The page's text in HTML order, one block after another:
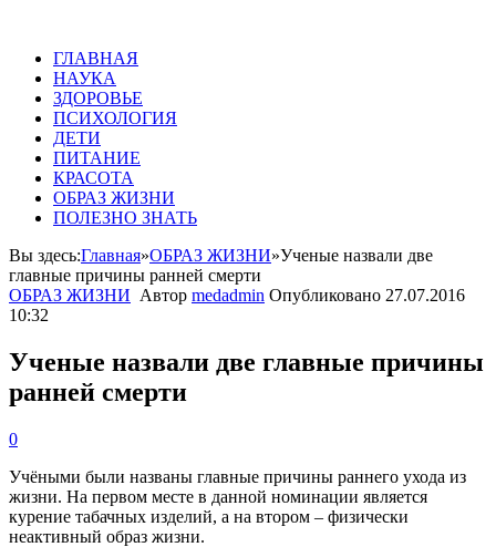
ГЛАВНАЯ
НАУКА
ЗДОРОВЬЕ
ПСИХОЛОГИЯ
ДЕТИ
ПИТАНИЕ
КРАСОТА
ОБРАЗ ЖИЗНИ
ПОЛЕЗНО ЗНАТЬ
Вы здесь:Главная»ОБРАЗ ЖИЗНИ»Ученые назвали две
главные причины ранней смерти
ОБРАЗ ЖИЗНИ Автор medadmin Опубликовано 27.07.2016
10:32
Ученые назвали две главные причины
ранней смерти
0
Учёными были названы главные причины раннего ухода из
жизни. На первом месте в данной номинации является
курение табачных изделий, а на втором – физически
неактивный образ жизни.